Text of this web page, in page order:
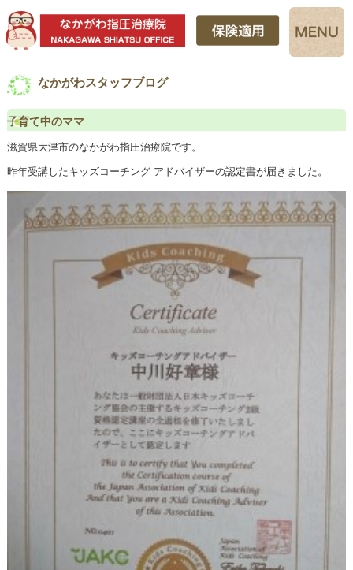
なかがわスタッフブログ
子育て中のママ
滋賀県大津市のなかがわ指圧治療院です。
昨年受講したキッズコーチング アドバイザーの認定書が届きました。